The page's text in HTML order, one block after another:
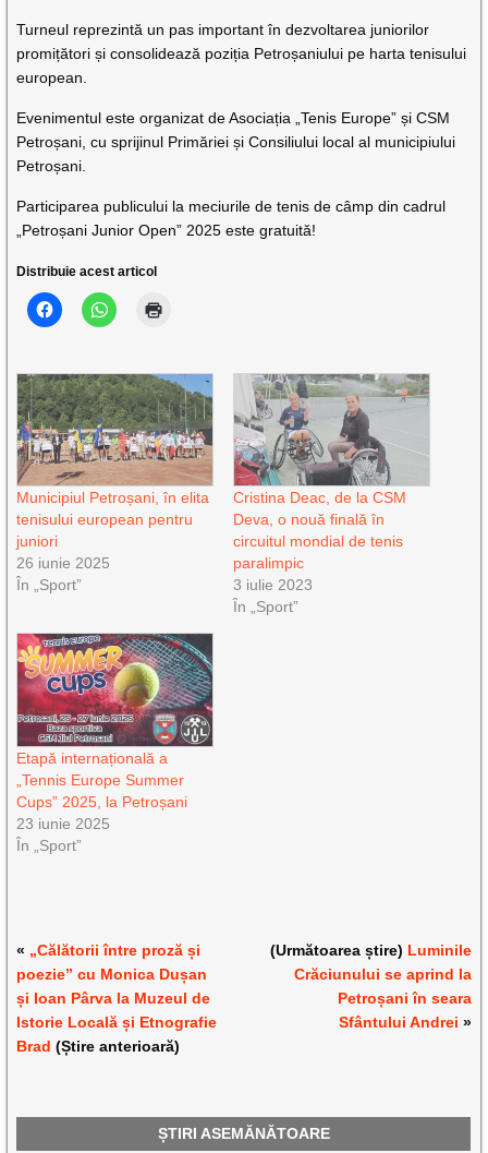
Turneul reprezintă un pas important în dezvoltarea juniorilor
promițători și consolidează poziția Petroșaniului pe harta tenisului
european.
Evenimentul este organizat de Asociația „Tenis Europe” și CSM
Petroșani, cu sprijinul Primăriei și Consiliului local al municipiului
Petroșani.
Participarea publicului la meciurile de tenis de câmp din cadrul
„Petroșani Junior Open” 2025 este gratuită!
Distribuie acest articol
Municipiul Petroșani, în elita
tenisului european pentru
juniori
26 iunie 2025
În „Sport”
Cristina Deac, de la CSM
Deva, o nouă finală în
circuitul mondial de tenis
paralimpic
3 iulie 2023
În „Sport”
Etapă internațională a
„Tennis Europe Summer
Cups” 2025, la Petroșani
23 iunie 2025
În „Sport”
« „Călătorii între proză și
poezie” cu Monica Dușan
și Ioan Pârva la Muzeul de
Istorie Locală și Etnografie
Brad (Știre anterioară)
(Următoarea știre) Luminile
Crăciunului se aprind la
Petroșani în seara
Sfântului Andrei »
ȘTIRI ASEMĂNĂTOARE